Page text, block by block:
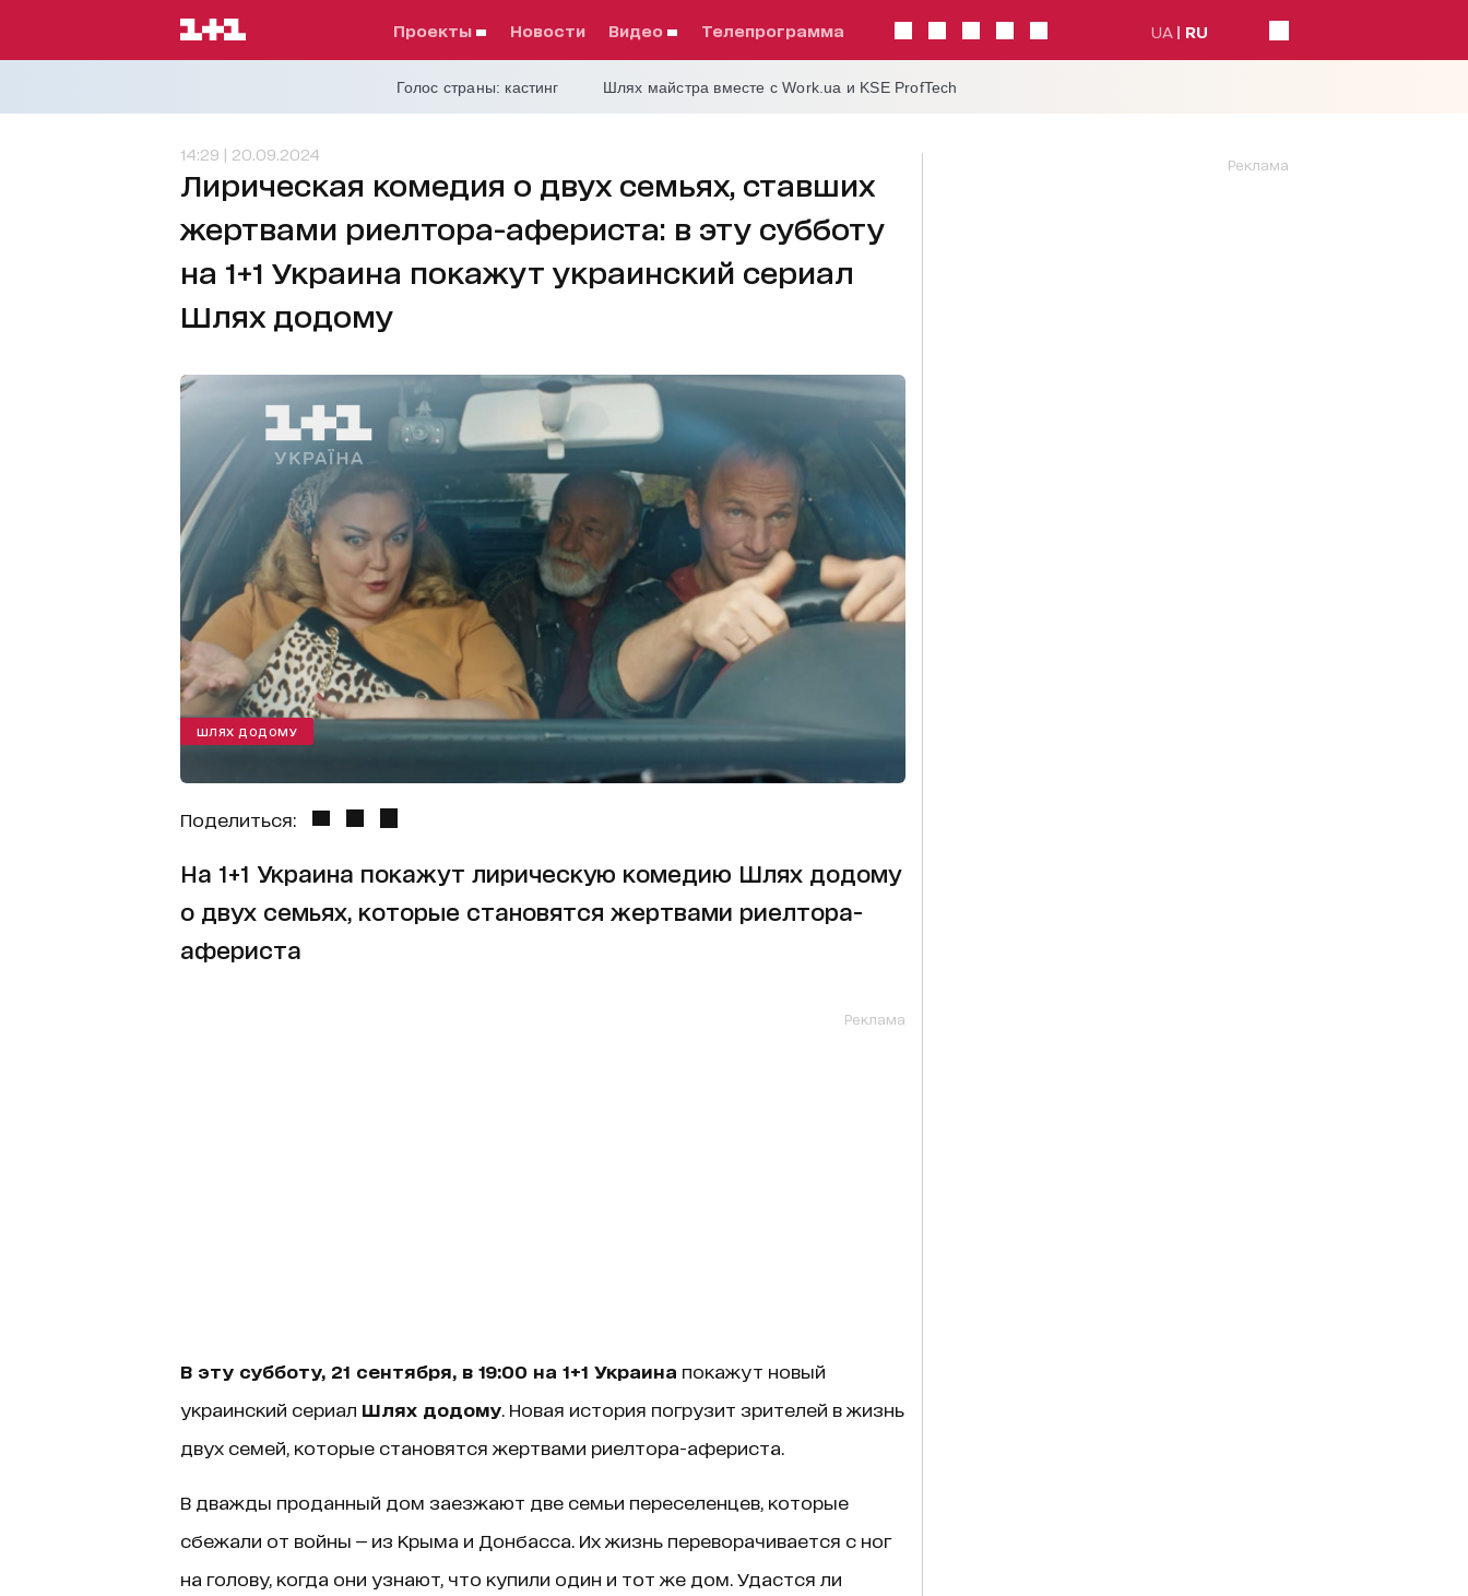
проекты Новости видео телепрограмма UA RU
Голос страны: кастинг Шлях майстра вместе с Work.ua и KSE ProfTech
14:29 | 20.09.2024
Лирическая комедия о двух семьях, ставших
жертвами риелтора-афериста: в эту субботу
на 1+1 Украина покажут украинский сериал
Шлях додому
ШЛЯХ ДОДОМУ
Поделиться:
На 1+1 Украина покажут лирическую комедию Шлях додому
о двух семьях, которые становятся жертвами риелтора-
афериста
Реклама
В эту субботу, 21 сентября, в 19:00 на 1+1 Украина покажут новый
украинский сериал Шлях додому. Новая история погрузит зрителей в жизнь
двух семей, которые становятся жертвами риелтора-афериста.
В дважды проданный дом заезжают две семьи переселенцев, которые
сбежали от войны — из Крыма и Донбасса. Их жизнь переворачивается с ног
на голову, когда они узнают, что купили один и тот же дом. Удастся ли
Реклама